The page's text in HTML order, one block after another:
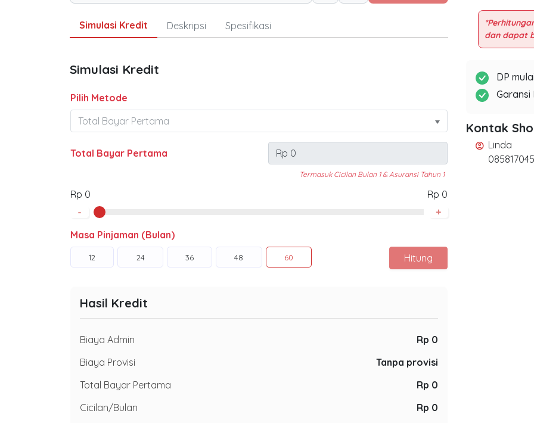
Simulasi Kredit Deskripsi Spesifikasi
Simulasi Kredit
Pilih Metode
Total Bayar Pertama
Termasuk Cicilan Bulan 1 & Asuransi Tahun 1
Rp 0
Rp 0
-
+
Masa Pinjaman (Bulan)
12 24 36 48 60 Hitung
Hasil Kredit
Biaya Admin
Rp 0
Biaya Provisi
Tanpa provisi
Total Bayar Pertama
Rp 0
Cicilan/Bulan
Rp 0
DP
Garansi
Kontak
account_circle Linda